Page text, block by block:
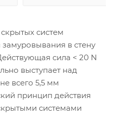
систем
в стену
сила < 20 N
выступает над
всего 5,5 мм
принцип действия
системами